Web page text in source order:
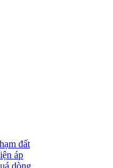
đất
áp
dòng